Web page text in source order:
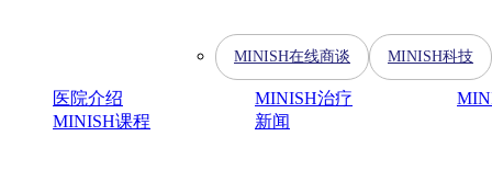
医院介绍 MINISH治疗
MINISH课程
新闻
MINISH在线商谈 MINISH科技